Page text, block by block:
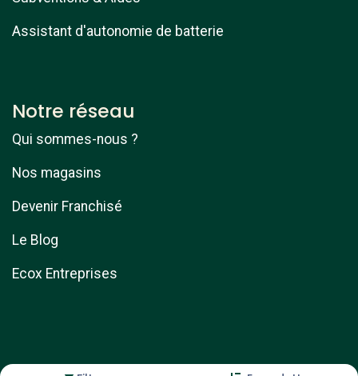
Assistant d'autonomie de batterie
Notre réseau
Qui sommes-nous ?
Nos magasins
Devenir Franchisé
Le Blog
Ecox Entreprises